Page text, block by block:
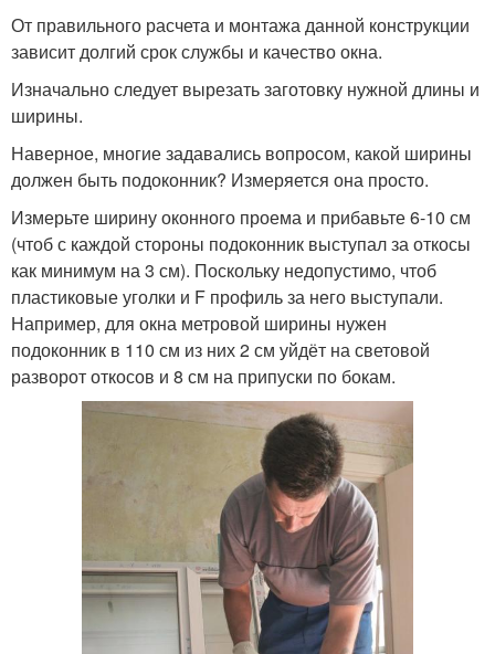
От правильного расчета и монтажа данной конструкции
зависит долгий срок службы и качество окна.
Изначально следует вырезать заготовку нужной длины и
ширины.
Наверное, многие задавались вопросом, какой ширины
должен быть подоконник? Измеряется она просто.
Измерьте ширину оконного проема и прибавьте 6-10 см
(чтоб с каждой стороны подоконник выступал за откосы
как минимум на 3 см). Поскольку недопустимо, чтоб
пластиковые уголки и F профиль за него выступали.
Например, для окна метровой ширины нужен
подоконник в 110 см из них 2 см уйдёт на световой
разворот откосов и 8 см на припуски по бокам.